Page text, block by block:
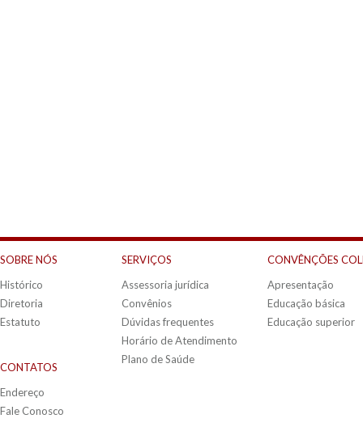
SOBRE NÓS
Histórico
Diretoria
Estatuto
CONTATOS
Endereço
Fale Conosco
SERVIÇOS
Assessoria jurídica
Convênios
Dúvidas frequentes
Horário de Atendimento
Plano de Saúde
CONVÊNÇÕES
Apresentação
Educação básica
Educação superior